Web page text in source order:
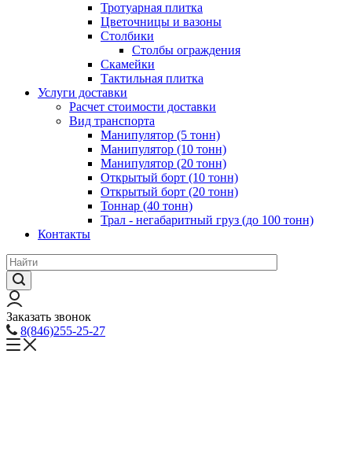
Тротуарная плитка
Цветочницы и вазоны
Столбики
Столбы ограждения
Скамейки
Тактильная плитка
Услуги доставки
Расчет стоимости доставки
Вид транспорта
Манипулятор (5 тонн)
Манипулятор (10 тонн)
Манипулятор (20 тонн)
Открытый борт (10 тонн)
Открытый борт (20 тонн)
Тоннар (40 тонн)
Трал - негабаритный груз (до 100 тонн)
Контакты
Заказать звонок
8(846)255-25-27